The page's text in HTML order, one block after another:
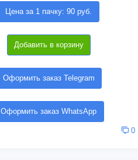
Цена за 1 пачку: 90 руб.
Добавить в корзину
Оформить заказ Telegram
Оформить заказ WhatsApp
0